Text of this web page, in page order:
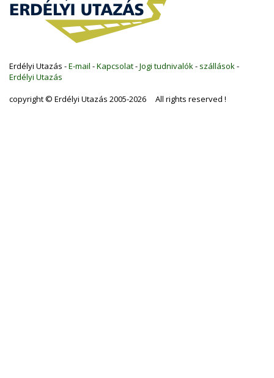
Erdélyi Utazás -E-mail -Kapcsolat-Jogi tudnivalók- szállások-
Erdélyi Utazás
copyright © Erdélyi Utazás 2005-2026 All rights reserved !